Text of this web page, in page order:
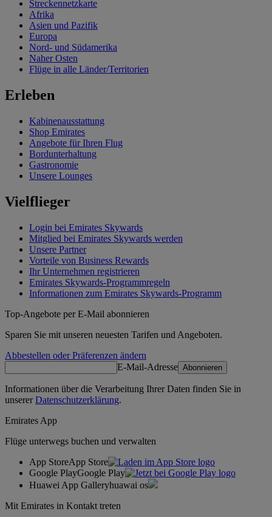
Streckennetzkarte
Afrika
Asien und Pazifik
Europa
Nord- und Südamerika
Naher Osten
Flüge in alle Länder/Territorien
Erleben
Kabinenausstattung
Shop Emirates
Angebote für Ihren Flug
Bordunterhaltung
Gastronomie
Unsere Lounges
Vielflieger
Login bei Emirates Skywards
Mitglied bei Emirates Skywards werden
Unsere Partner
Vorteile von Business Rewards
Ihr Unternehmen registrieren
Emirates Skywards-Programmregeln
Informationen zum Emirates Skywards-Programm
Top-Angebote per E-Mail abonnieren
Sparen Sie mit unseren neuesten Tarifen und Angeboten.
Abbestellen oder Präferenzen ändern
E-Mail-Adresse Abonnieren
Informationen über die Verarbeitung Ihrer Daten finden Sie in
unsererDatenschutzerklärung.
Emirates App
Flüge unterwegs buchen und verwalten
App StoreApp Store
Google PlayGoogle Play
Huawei App Galleryhuawai os
Mit Emirates in Kontakt treten